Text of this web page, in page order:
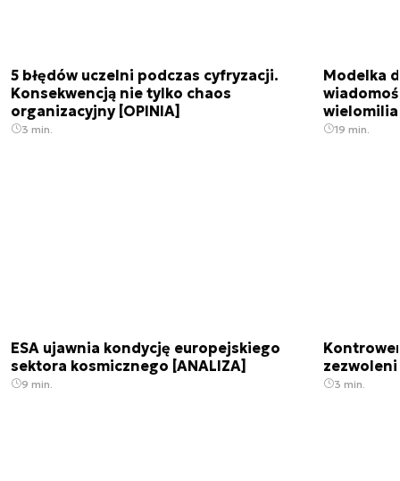
5 błędów uczelni podczas cyfryzacji.
Konsekwencją nie tylko chaos
organizacyjny [OPINIA]
3 min.
Modelka
19 min.
ESA ujawnia kondycję europejskiego
sektora kosmicznego [ANALIZA]
9 min. 3 min.